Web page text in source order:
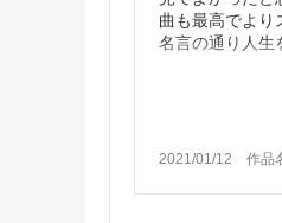
曲も最高でより
名言の通り人生
2021/01/12 作品